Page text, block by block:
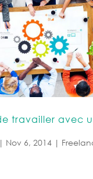
travailler avec
Nov 6, 2014|